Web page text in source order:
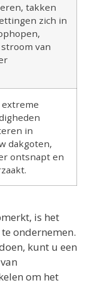
takken
zich in
van
in
dakgoten,
ontsnapt en
is het
ondernemen.
kunt u een
om het